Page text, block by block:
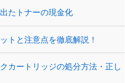
たトナーの現金化
トと注意点を徹底解説！
カートリッジの処分方法・正し